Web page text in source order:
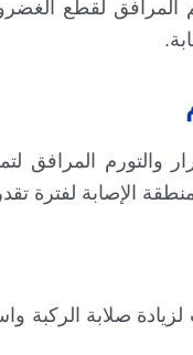
لقطع
والتورم المرافق
أعد هذه العملية لعدة مرات
صلابة الركبة